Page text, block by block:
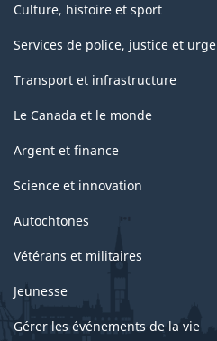
Culture, histoire et sport
Services de police, justice et
Transport et infrastructure
Le Canada et le monde
Argent et finance
Science et innovation
Autochtones
Vétérans et militaires
Jeunesse
Gérer les événements de la vie